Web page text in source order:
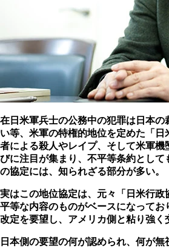
在日米軍兵士の公務中の犯罪は日本の
い等、米軍の特権的地位を定めた「
者による殺人やレイプ、そして米軍機
びに注目が集まり、不平等条約として
の協定には、知られざる部分が多い。
実はこの地位協定は、元々「日米行政
平等な内容のものがベースになってお
改定を要望し、アメリカ側と粘り強く
日本側の要望の何が認められ、何が